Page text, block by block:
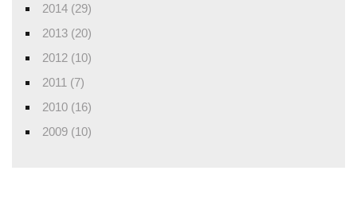
2014 (29)
2013 (20)
2012 (10)
2011 (7)
2010 (16)
2009 (10)